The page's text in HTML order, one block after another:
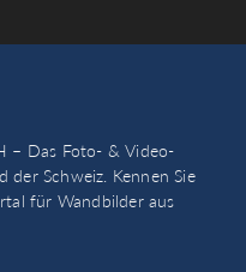
– Das Foto- & Video-
Schweiz. Kennen Sie
für Wandbilder aus